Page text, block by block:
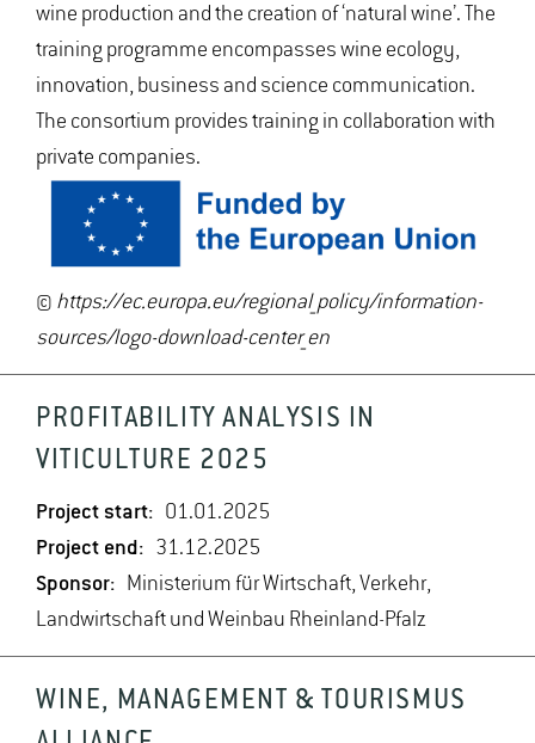
wine production and the creation of ‘natural wine’. The
training programme encompasses wine ecology,
innovation, business and science communication.
The consortium provides training in collaboration with
private companies.
© https://ec.europa.eu/regional_policy/information-
sources/logo-download-center_en
PROFITABILITY ANALYSIS IN
VITICULTURE 2025
Project start: 01.01.2025
Project end: 31.12.2025
Sponsor: Ministerium für Wirtschaft, Verkehr,
Landwirtschaft und Weinbau Rheinland-Pfalz
WINE, MANAGEMENT & TOURISMUS